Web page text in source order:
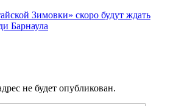
Зимовки» скоро будут ждать
Барнаула
не будет опубликован.